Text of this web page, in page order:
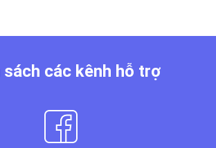
sách các kênh hỗ trợ